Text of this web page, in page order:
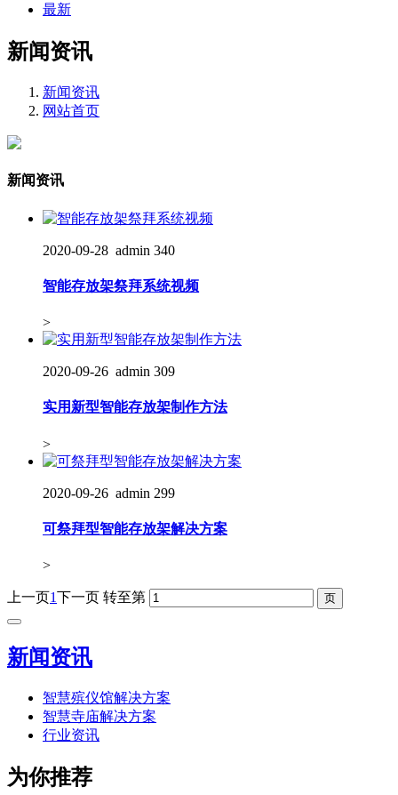
最新
新闻资讯
新闻资讯
网站首页
新闻资讯
2020-09-28 admin 340
智能存放架祭拜系统视频
>
2020-09-26 admin 309
实用新型智能存放架制作方法
>
2020-09-26 admin 299
可祭拜型智能存放架解决方案
>
上一页1下一页 转至第
新闻资讯
智慧殡仪馆解决方案
智慧寺庙解决方案
行业资讯
为你推荐